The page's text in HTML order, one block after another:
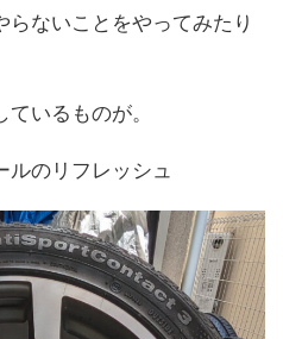
ないことをやってみたり
いるものが。
ルのリフレッシュ